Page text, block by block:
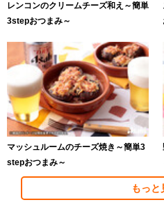
レンコンのクリームチーズ和え～簡単
3stepおつまみ～
マッシュルームのチーズ焼き～簡単3
stepおつまみ～
もっと